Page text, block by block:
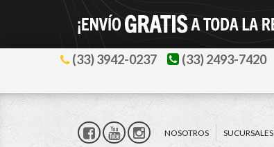
(33) 3942-0237 (33) 2493-7420
NOSOTROS
SUCURSALES